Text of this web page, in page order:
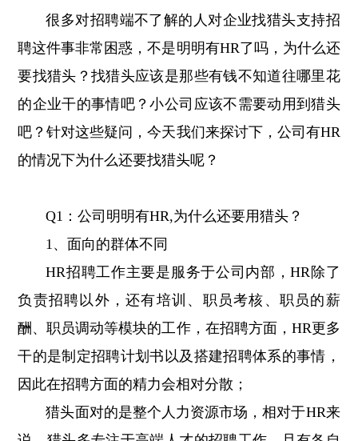
很多对招聘端不了解的人对企业找猎头支持招
聘这件事非常困惑，不是明明有HR了吗，为什么还
要找猎头？找猎头应该是那些有钱不知道往哪里花
的企业干的事情吧？小公司应该不需要动用到猎头
吧？针对这些疑问，今天我们来探讨下，公司有HR
的情况下为什么还要找猎头呢？
Q1：公司明明有HR,为什么还要用猎头？
1、面向的群体不同
HR招聘工作主要是服务于公司内部，HR除了
负责招聘以外，还有培训、职员考核、职员的薪
酬、职员调动等模块的工作，在招聘方面，HR更多
干的是制定招聘计划书以及搭建招聘体系的事情，
因此在招聘方面的精力会相对分散；
猎头面对的是整个人力资源市场，相对于HR来